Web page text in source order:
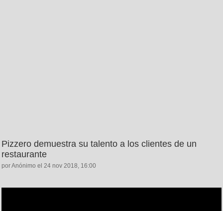
Pizzero demuestra su talento a los clientes de un
restaurante
por Anónimo el 24 nov 2018, 16:00